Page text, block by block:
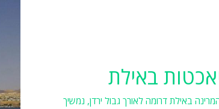
באילת דרומה לאורך גבול ירדן, נמשיך